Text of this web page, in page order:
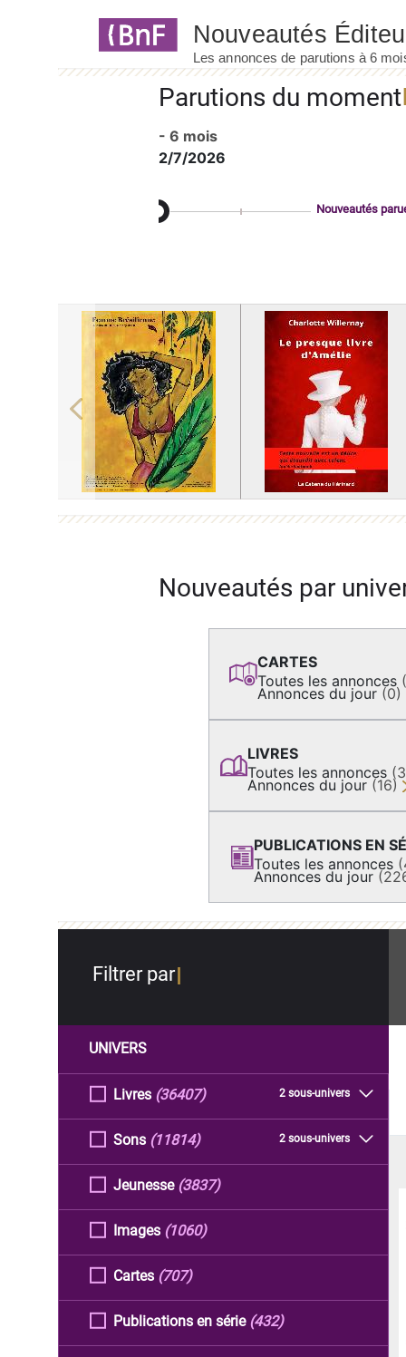
Parutions du moment
- 6 mois
2/7/2026
Nouveautés
Previous
Nouveautés par
CARTES
Toutes les annonces
Annonces du jour (0)
LIVRES
Toutes les annonces
Annonces du jour (16)
PUBLICATIONS EN
Toutes les annonces
Annonces du jour
Filtrer par
UNIVERS
Livres 2 sous-univers
(36407)
Sons 2 sous-univers
(11814)
Jeunesse (3837)
Images (1060)
Cartes (707)
Publications en série (432)